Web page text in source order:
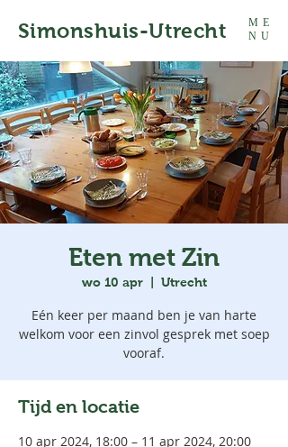
ME
NU
Simonshuis-Utrecht
Eten met Zin
wo 10 apr
  |
Utrecht
Eén keer per maand ben je van harte
welkom voor een zinvol gesprek met soep
vooraf.
Tijd en locatie
10 apr 2024, 18:00 – 11 apr 2024, 20:00